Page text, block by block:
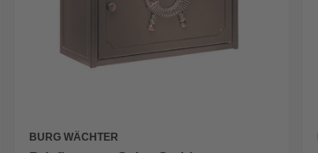
BURG WÄCHTER